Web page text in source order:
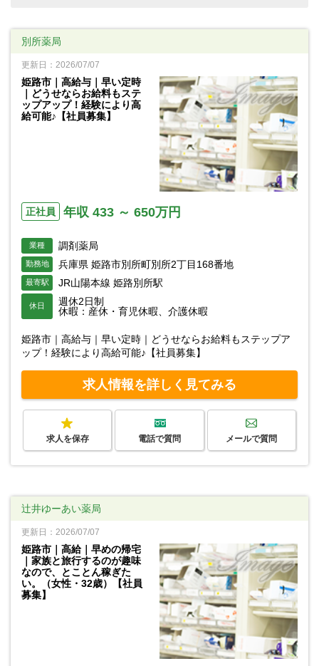
別所薬局
更新日：2026/07/07
姫路市｜高給与｜早い定時
｜どうせならお給料もステ
ップアップ！経験により高
給可能♪【社員募集】
正社員 年収 433 ～ 650万円
業種 調剤薬局
勤務地 兵庫県 姫路市別所町別所2丁目168番地
最寄駅 JR山陽本線 姫路別所駅
休日
週休2日制
休暇：産休・育児休暇、介護休暇
姫路市｜高給与｜早い定時｜どうせならお給料もステップア
ップ！経験により高給可能♪【社員募集】
求人情報を詳しく見てみる
求人を保存 電話で質問 メールで質問
辻井ゆーあい薬局
更新日：2026/07/07
姫路市｜高給｜早めの帰宅
｜家族と旅行するのが趣味
なので、とことん稼ぎた
い。（女性・32歳）【社員
募集】